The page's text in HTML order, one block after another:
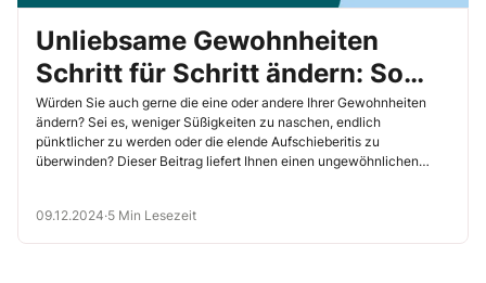
Unliebsame Gewohnheiten
Schritt für Schritt ändern: So
geht’s!
Würden Sie auch gerne die eine oder andere Ihrer Gewohnheiten
ändern? Sei es, weniger Süßigkeiten zu naschen, endlich
pünktlicher zu werden oder die elende Aufschieberitis zu
überwinden? Dieser Beitrag liefert Ihnen einen ungewöhnlichen
09.12.2024·5 Min Lesezeit